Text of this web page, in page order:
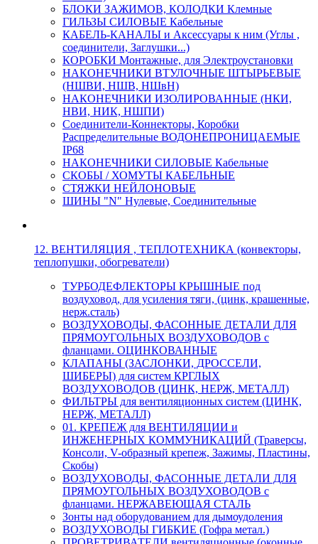
БЛОКИ ЗАЖИМОВ, КОЛОДКИ Клемные
ГИЛЬЗЫ СИЛОВЫЕ Кабельные
КАБЕЛЬ-КАНАЛЫ и Аксессуары к ним (Углы ,
соединители, Заглушки...)
КОРОБКИ Монтажные, для Электроустановки
НАКОНЕЧНИКИ ВТУЛОЧНЫЕ ШТЫРЬЕВЫЕ
(НШВИ, НШВ, НШвН)
НАКОНЕЧНИКИ ИЗОЛИРОВАННЫЕ (НКИ,
НВИ, НИК, НШПИ)
Соединители-Коннекторы, Коробки
Распределительные ВОДОНЕПРОНИЦАЕМЫЕ
IP68
НАКОНЕЧНИКИ СИЛОВЫЕ Кабельные
СКОБЫ / ХОМУТЫ КАБЕЛЬНЫЕ
СТЯЖКИ НЕЙЛОНОВЫЕ
ШИНЫ "N" Нулевые, Соединительные
12. ВЕНТИЛЯЦИЯ , ТЕПЛОТЕХНИКА (конвекторы,
теплопушки, обогреватели)
ТУРБОДЕФЛЕКТОРЫ КРЫШНЫЕ под
воздуховод, для усиления тяги, (цинк, крашенные,
нерж.сталь)
ВОЗДУХОВОДЫ, ФАСОННЫЕ ДЕТАЛИ ДЛЯ
ПРЯМОУГОЛЬНЫХ ВОЗДУХОВОДОВ с
фланцами. ОЦИНКОВАННЫЕ
КЛАПАНЫ (ЗАСЛОНКИ, ДРОССЕЛИ,
ШИБЕРЫ) для систем КРГЛЫХ
ВОЗДУХОВОДОВ (ЦИНК, НЕРЖ, МЕТАЛЛ)
ФИЛЬТРЫ для вентиляционных систем (ЦИНК,
НЕРЖ, МЕТАЛЛ)
01. КРЕПЕЖ для ВЕНТИЛЯЦИИ и
ИНЖЕНЕРНЫХ КОММУНИКАЦИЙ (Траверсы,
Консоли, V-образный крепеж, Зажимы, Пластины,
Скобы)
ВОЗДУХОВОДЫ, ФАСОННЫЕ ДЕТАЛИ ДЛЯ
ПРЯМОУГОЛЬНЫХ ВОЗДУХОВОДОВ с
фланцами. НЕРЖАВЕЮЩАЯ СТАЛЬ
Зонты над оборудованием для дымоудоления
ВОЗДУХОВОДЫ ГИБКИЕ (Гофра метал.)